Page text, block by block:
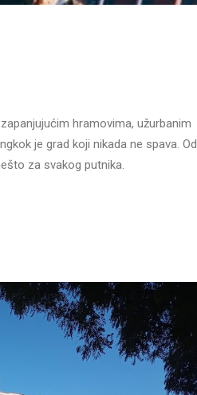
hramovima, užurbanim
je grad koji nikada ne spava. Od
za svakog putnika.